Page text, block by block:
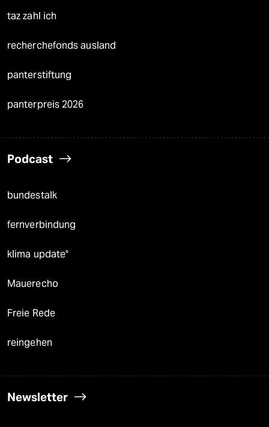
taz zahl ich
recherchefonds ausland
panterstiftung
panterpreis 2026
Podcast
bundestalk
fernverbindung
klima update°
Mauerecho
Freie Rede
reingehen
Newsletter